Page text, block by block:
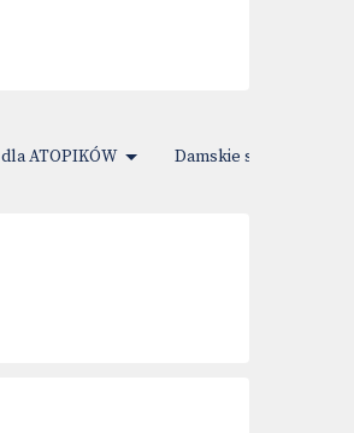
COMFIFAST dla ATOPIKÓW Damskie sprawy